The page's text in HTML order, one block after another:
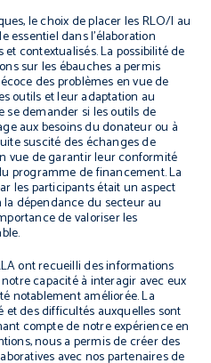
le choix de placer les RLO/I au
dans l’élaboration
contextualisés. La possibilité de
sur les ébauches a permis
des problèmes en vue de
outils et leur adaptation au
se demander si les outils de
aux besoins du donateur ou à
suscité des échanges de
vue de garantir leur conformité
programme de financement. La
les participants était un aspect
dépendance du secteur au
de valoriser les
ont recueilli des informations
capacité à interagir avec eux
notablement améliorée. La
des difficultés auxquelles sont
compte de notre expérience en
nous a permis de créer des
avec nos partenaires de